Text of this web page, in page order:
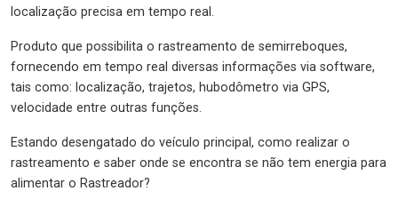
localização precisa em tempo real.
Produto que possibilita o rastreamento de semirreboques,
fornecendo em tempo real diversas informações via software,
tais como: localização, trajetos, hubodômetro via GPS,
velocidade entre outras funções.
Estando desengatado do veículo principal, como realizar o
rastreamento e saber onde se encontra se não tem energia para
alimentar o Rastreador?